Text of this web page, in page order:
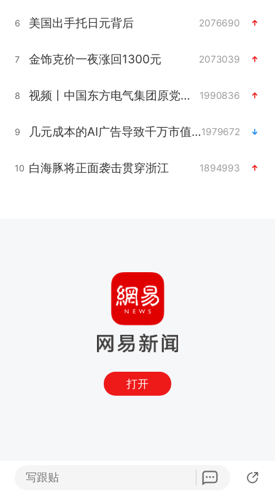
6 美国出手托日元背后 2076690
7 金饰克价一夜涨回1300元 2073039
8 视频丨中国东方电气集团原党组副书记、董事宋致远被查 1990836
9 几元成本的AI广告导致千万市值蒸发1979672
10 白海豚将正面袭击贯穿浙江 1894993
打开
写跟贴